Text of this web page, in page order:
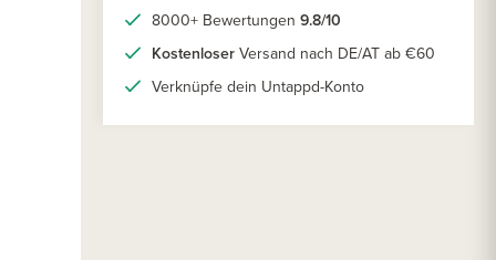
8000+ Bewertungen 9.8/10
Kostenloser Versand nach DE/AT ab €60
Verknüpfe dein Untappd-Konto